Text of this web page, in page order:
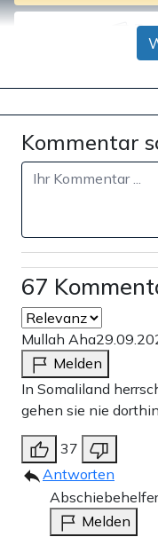
Kommentar
67
Mullah Aha
Melden
In Somaliland
gehen sie nie
37
Antworten
Abschiebehelfer
Melden